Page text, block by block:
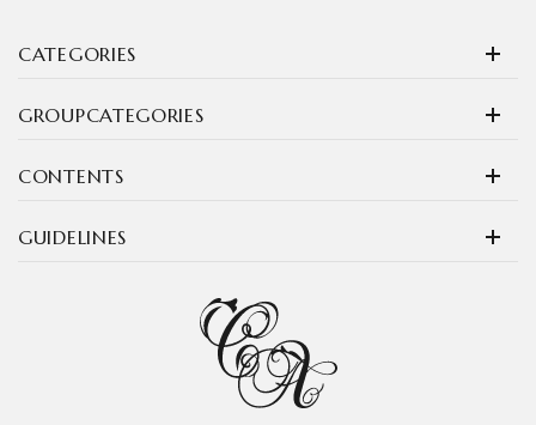
CATEGORIES
GROUPCATEGORIES
CONTENTS
GUIDELINES